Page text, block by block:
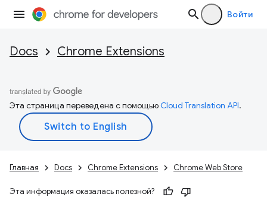
Войти
Docs Chrome Extensions
Эта страница переведена с помощьюCloud Translation API.
Главная Docs Chrome Extensions Chrome Web Store
Эта информация оказалась полезной?